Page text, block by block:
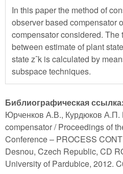
In this paper the method of
observer based compensator
compensator considered. The
between estimate of plant
state zˆk is calculated by
subspace techniques.
Библиографическая ссылка:
Юрченков А.В., Курдюков А.П.
compensator / Proceedings of
Conference – PROCESS
Desnou, Czech Republic, CD
University of Pardubice, 2012.